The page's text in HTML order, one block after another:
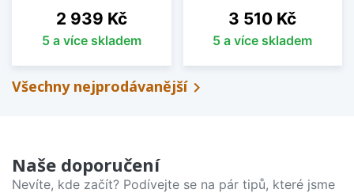
Cena
2 939 Kč
5 a více skladem
Cena
3 510 Kč
5 a více skladem
Všechny nejprodávanější
Naše doporučení
Nevíte, kde začít? Podívejte se na pár tipů, které jsme